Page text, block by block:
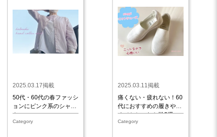
2025.03.17掲載
50代・60代の春ファッシ
ョンにピンク系のシャツ
を
Category
2025.03.11掲載
痛くない・疲れない！60
代におすすめの履きやす
くておしゃれな靴5選
Category